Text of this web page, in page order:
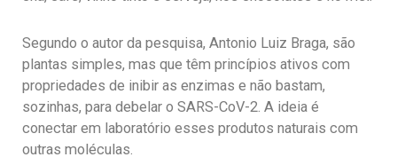
Segundo o autor da pesquisa, Antonio Luiz Braga, são
plantas simples, mas que têm princípios ativos com
propriedades de inibir as enzimas e não bastam,
sozinhas, para debelar o SARS-CoV-2. A ideia é
conectar em laboratório esses produtos naturais com
outras moléculas.